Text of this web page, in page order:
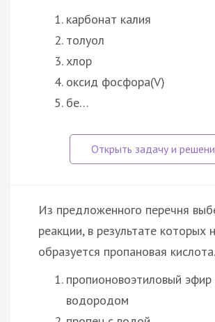
карбонат калия
толуол
хлор
оксид фосфора(V)
бе…
Из предложенного перечня
реакции, в результате которых
образуется пропановая кислота.
пропионовоэтиловый эфир
водородом